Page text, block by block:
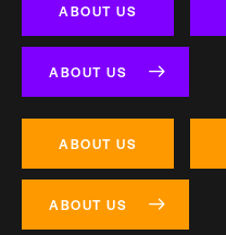
ABOUT US
ABOUT US
ABOUT US
ABOUT US